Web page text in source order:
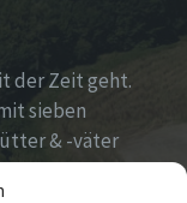
der Zeit geht.
sieben
& -väter